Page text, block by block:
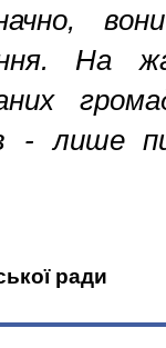
На
- лише
ради